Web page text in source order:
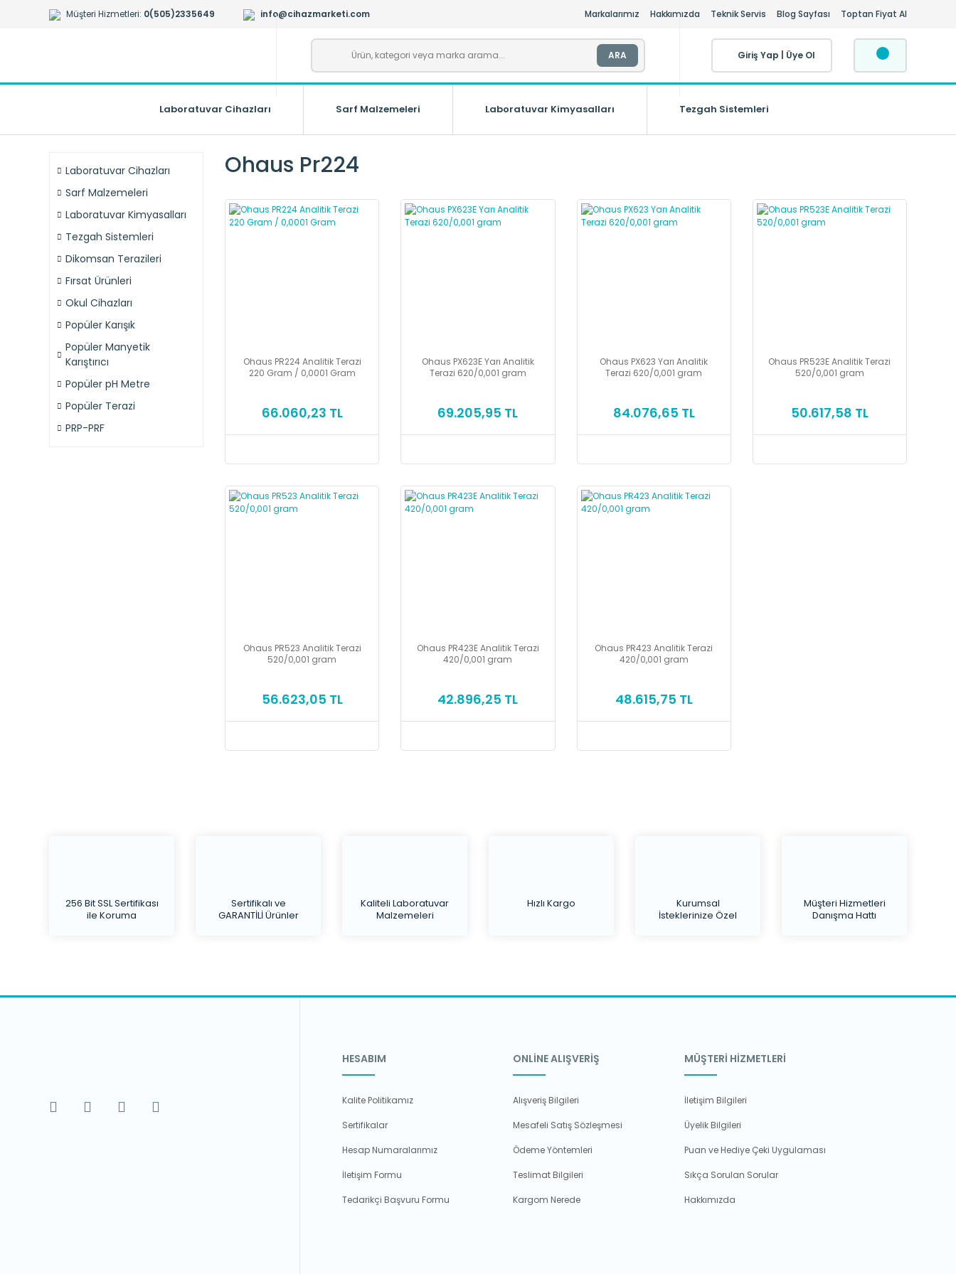
Müşteri Hizmetleri: 0(505)2335649 info@cihazmarketi.com Markalarımız Hakkımızda Teknik Servis Blog Sayfası Toptan Fiyat Al
ARA Giriş Yap Üye Ol
Laboratuvar Cihazları Sarf Malzemeleri Laboratuvar Kimyasalları Tezgah Sistemleri
Laboratuvar Cihazları
Sarf Malzemeleri
Laboratuvar Kimyasalları
Tezgah Sistemleri
Dikomsan Terazileri
Fırsat Ürünleri
Okul Cihazları
Popüler Karışık
Popüler Manyetik
Karıştırıcı
Popüler pH Metre
Popüler Terazi
PRP-PRF
Ohaus Pr224
Ohaus PR224 Analitik Terazi
220 Gram / 0,0001 Gram
66.060,23 TL
Ohaus PX623E Yarı Analitik
Terazi 620/0,001 gram
69.205,95 TL
Ohaus PX623 Yarı Analitik
Terazi 620/0,001 gram
84.076,65 TL
Ohaus PR523E Analitik Terazi
520/0,001 gram
50.617,58 TL
Ohaus PR523 Analitik Terazi
520/0,001 gram
56.623,05 TL
Ohaus PR423E Analitik Terazi
420/0,001 gram
42.896,25 TL
Ohaus PR423 Analitik Terazi
420/0,001 gram
48.615,75 TL
256 Bit SSL Sertifikası
ile Koruma
Sertifikalı ve
GARANTİLİ Ürünler
Kaliteli Laboratuvar
Malzemeleri
Hızlı Kargo
Kurumsal
İsteklerinize Özel
Müşteri Hizmetleri
Danışma Hattı
HESABIM
Kalite Politikamız
Sertifikalar
Hesap Numaralarımız
İletişim Formu
Tedarikçi Başvuru Formu
ONLİNE ALIŞVERİŞ
Alışveriş Bilgileri
Mesafeli Satış Sözleşmesi
Ödeme Yöntemleri
Teslimat Bilgileri
Kargom Nerede
MÜŞTERİ HİZMETLERİ
İletişim Bilgileri
Üyelik Bilgileri
Puan ve Hediye Çeki Uygulaması
Sıkça Sorulan Sorular
Hakkımızda